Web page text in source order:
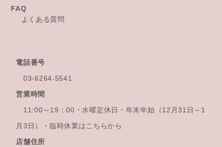
FAQ
よくある質問
電話番号
03-6264-5541
営業時間
11:00～19：00・水曜定休日・年末年始 （12月31日～1
月3日）・臨時休業はこちらから
店舗住所